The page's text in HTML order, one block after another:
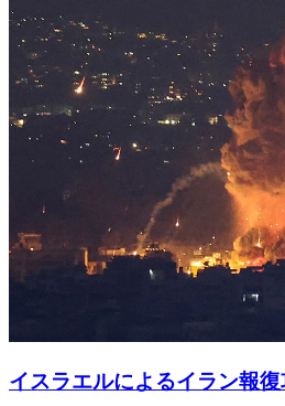
イスラエルによるイラン報